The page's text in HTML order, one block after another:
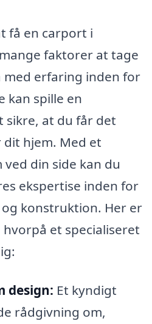
få en carport i
faktorer at tage
med erfaring inden for
kan spille en
sikre, at du får det
hjem. Med et
din side kan du
ekspertise inden for
konstruktion. Her er
et specialiseret
design: Et kyndigt
rådgivning om,